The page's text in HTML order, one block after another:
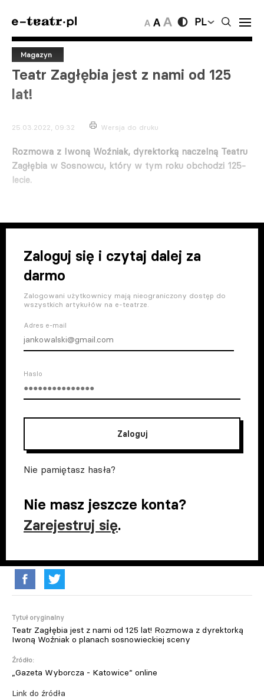
PL
Magazyn
Teatr Zagłębia jest z nami od 125
lat!
25.03.2022, 09:32 Wersja do druku
Rozmowa z Iwoną Woźniak, dyrektorką naczelną Teatru
Zagłębia w Sosnowcu, który w tym roku obchodzi 125-
lecie.
Zaloguj się i czytaj dalej za
darmo
Zalogowani użytkownicy mają nieograniczony dostęp do
wszystkich artykułów na e-teatrze.
Adres e-mail
Haslo
Zaloguj
Nie pamiętasz hasła?
Nie masz jeszcze konta?
Zarejestruj się.
Tytuł oryginalny
Teatr Zagłębia jest z nami od 125 lat! Rozmowa z dyrektorką
Iwoną Woźniak o planach sosnowieckiej sceny
Źródło:
„Gazeta Wyborcza - Katowice” online
Link do źródła